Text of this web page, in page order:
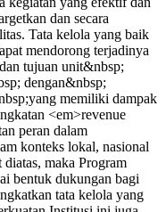
dan secara
Tata kelola yang baik
mendorong terjadinya
tujuan unit&nbsp;
dengan&nbsp;
memiliki dampak
<em>revenue
peran dalam
konteks lokal, nasional
maka Program
bentuk dukungan bagi
tata kelola yang